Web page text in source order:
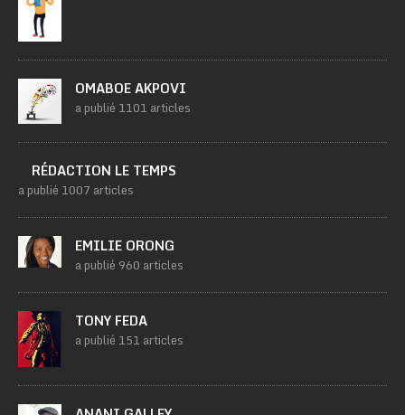
OMABOE AKPOVI
a publié 1101 articles
RÉDACTION LE TEMPS
a publié 1007 articles
EMILIE ORONG
a publié 960 articles
TONY FEDA
a publié 151 articles